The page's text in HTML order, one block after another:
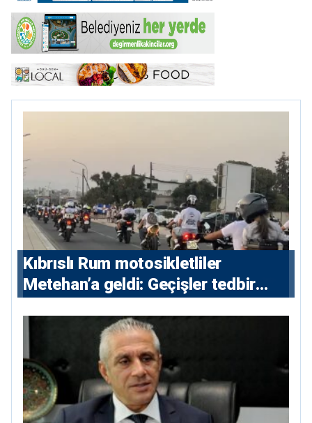
Kıbrıslı Rum motosikletliler
Metehan’a geldi: Geçişler tedbir